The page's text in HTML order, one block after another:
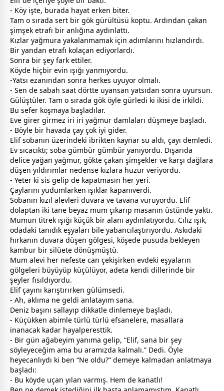
- Köy işte, burada hayat erken biter.
Tam o sırada sert bir gök gürültüsü koptu. Ardından çakan
şimşek etrafı bir anlığına aydınlattı.
Kızlar yağmura yakalanmamak için adımlarını hızlandırdı.
Bir yandan etrafı kolaçan ediyorlardı.
Sonra bir şey fark ettiler.
Köyde hiçbir evin ışığı yanmıyordu.
-Yatsı ezanından sonra herkes uyuyor olmalı.
- Sen de sabah saat dörtte uyansan yatsıdan sonra uyursun.
Gülüştüler. Tam o sırada gök öyle gürledi ki ikisi de irkildi.
Bu sefer koşmaya başladılar.
Eve girer girmez iri iri yağmur damlaları düşmeye başladı.
- Böyle bir havada çay çok iyi gider.
Elif sobanın üzerindeki ibrikten kaynar su aldı, çayı demledi.
Ev sıcacıktı; soba gümbür gümbür yanıyordu. Dışarıda
delice yağan yağmur, gökte çakan şimşekler ve karşı dağlara
düşen yıldırımlar nedense kızlara huzur veriyordu.
- Yeter ki sis gelip de kapatmasın her yeri.
Çaylarını yudumlarken ışıklar kapanıverdi.
Sobanın kızıl alevleri duvara ve tavana vuruyordu. Elif
dolaptan iki tane beyaz mum çıkarıp masanın üstünde yaktı.
Mumun titrek ışığı küçük bir alanı aydınlatıyordu. Cılız ışık,
odadaki tanıdık eşyaları bile yabancılaştırıyordu. Askıdaki
hırkanın duvara düşen gölgesi, köşede pusuda bekleyen
kambur bir silüete dönüşmüştü.
Mum alevi her nefeste can çekişirken evdeki eşyaların
gölgeleri büyüyüp küçülüyor, adeta kendi dillerinde bir
şeyler fısıldıyordu.
Elif çayını karıştırırken gülümsedi.
- Ah, aklıma ne geldi anlatayım sana.
Deniz başını sallayıp dikkatle dinlemeye başladı.
- Küçükken abimle türlü türlü efsanelere, masallara
inanacak kadar hayalperesttik.
- Bir gün ağabeyim yanıma gelip, “Elif, sana bir şey
söyleyeceğim ama bu aramızda kalmalı.” Dedi. Öyle
heyecanlıydı ki ben “Ne oldu?” demeye kalmadan anlatmaya
başladı:
- Bu köyde uçan yılan varmış. Hem de kanatlı!